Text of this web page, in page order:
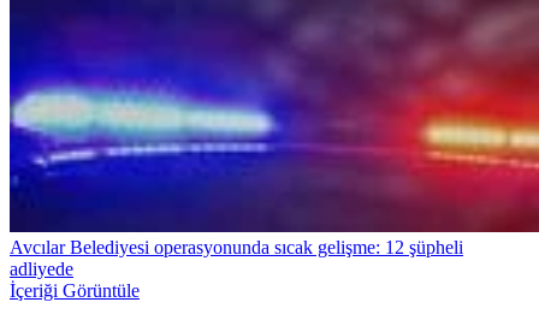
Avcılar Belediyesi operasyonunda sıcak gelişme: 12 şüpheli
adliyede
İçeriği Görüntüle